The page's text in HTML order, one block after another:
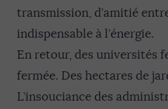
transmission, d’amitié
indispensable à l’énergie.
En retour, des universités
fermée. Des hectares de
L’insouciance des